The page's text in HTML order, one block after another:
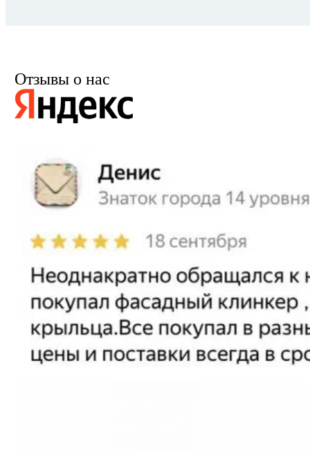
Отзывы о нас